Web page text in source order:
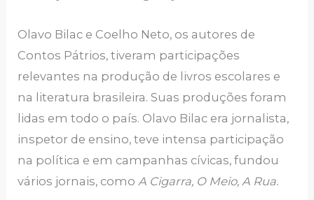
Olavo Bilac e Coelho Neto, os autores de
Contos Pátrios, tiveram participações
relevantes na produção de livros escolares e
na literatura brasileira. Suas produções foram
lidas em todo o país. Olavo Bilac era jornalista,
inspetor de ensino, teve intensa participação
na política e em campanhas cívicas, fundou
vários jornais, como A Cigarra, O Meio, A Rua.